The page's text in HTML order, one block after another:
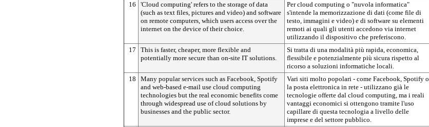
16
'Cloud computing' refers to the storage of data
(such as text files, pictures and video) and software
on remote computers, which users access over the
internet on the device of their choice.
Per cloud computing o "nuvola informatica"
s'intende la memorizzazione di dati (come file di
testo, immagini e video) e di software su elementi
remoti ai quali gli utenti accedono via internet
utilizzando il dispositivo che preferiscono.
17
This is faster, cheaper, more flexible and
potentially more secure than on-site IT solutions.
Si tratta di una modalità più rapida, economica,
flessibile e potenzialmente più sicura rispetto al
ricorso a soluzioni informatiche locali.
18
Many popular services such as Facebook, Spotify
and web-based e-mail use cloud computing
technologies but the real economic benefits come
through widespread use of cloud solutions by
businesses and the public sector.
Vari siti molto popolari - come Facebook, Spotify o
la posta elettronica in rete - utilizzano già le
tecnologie offerte dal cloud computing, ma i reali
vantaggi economici si ottengono tramite l'uso
capillare di questa tecnologia a livello delle
imprese e del settore pubblico.